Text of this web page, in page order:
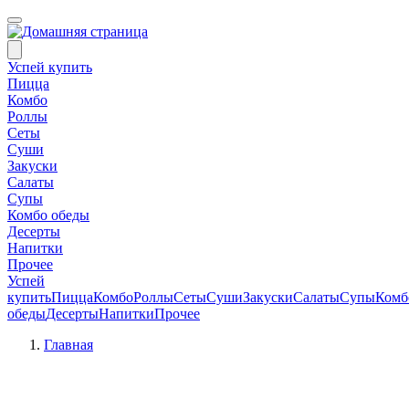
Успей купить
Пицца
Комбо
Роллы
Сеты
Суши
Закуски
Салаты
Супы
Комбо обеды
Десерты
Напитки
Прочее
Успей
купитьПиццаКомбоРоллыСетыСушиЗакускиСалатыСупы
обедыДесертыНапиткиПрочее
Главная